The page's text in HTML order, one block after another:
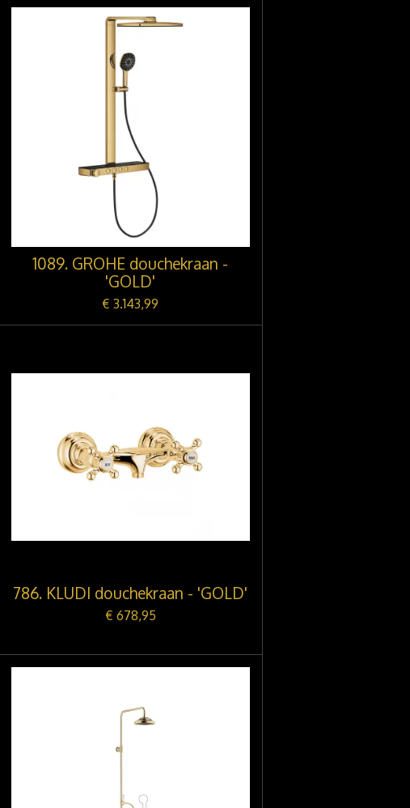
1089. GROHE douchekraan -
'GOLD'
€ 3.143,99
786. KLUDI douchekraan - 'GOLD'
€ 678,95